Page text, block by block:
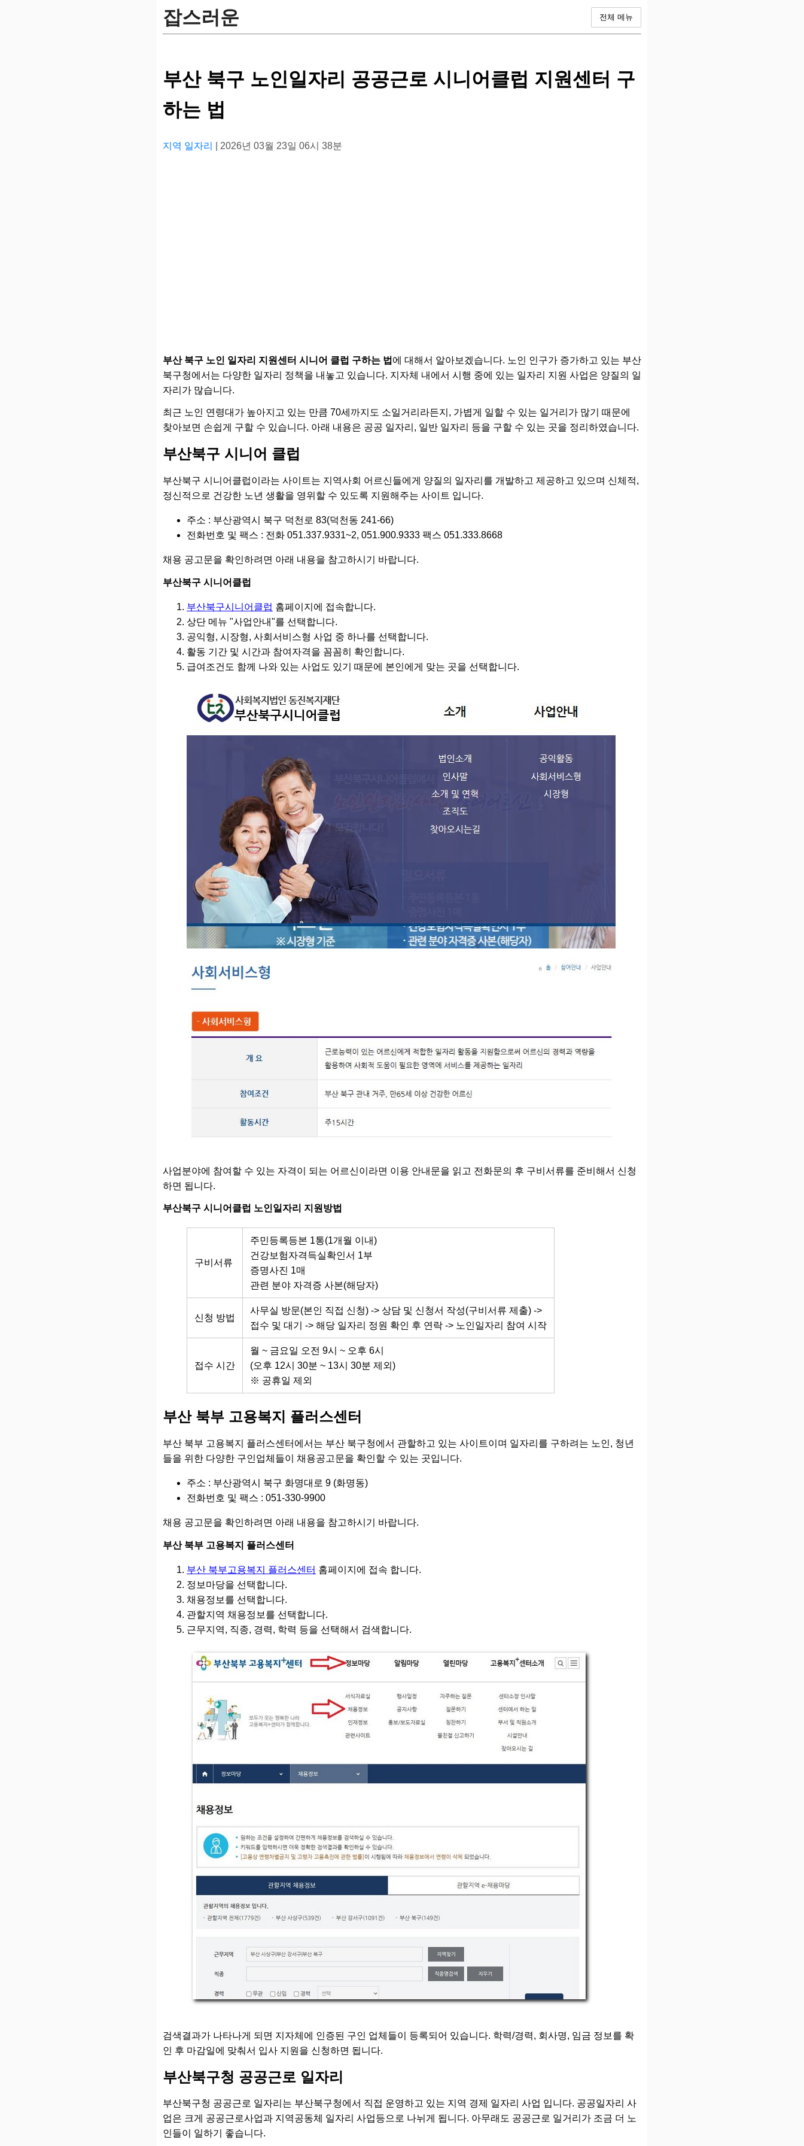
잡스러운 전체 메뉴
부산 북구 노인일자리 공공근로 시니어클럽 지원센터 구
하는 법
지역 일자리 | 2026년 03월 23일 06시 38분
부산 북구 노인 일자리 지원센터 시니어 클럽 구하는 법 에 대해서 알아보겠습니다. 노인 인구가 증가하고 있는 부산
북구청에서는 다양한 일자리 정책을 내놓고 있습니다. 지자체 내에서 시행 중에 있는 일자리 지원 사업은 양질의 일
자리가 많습니다.
최근 노인 연령대가 높아지고 있는 만큼 70세까지도 소일거리라든지, 가볍게 일할 수 있는 일거리가 많기 때문에
찾아보면 손쉽게 구할 수 있습니다. 아래 내용은 공공 일자리, 일반 일자리 등을 구할 수 있는 곳을 정리하였습니다.
부산북구 시니어 클럽
부산북구 시니어클럽이라는 사이트는 지역사회 어르신들에게 양질의 일자리를 개발하고 제공하고 있으며 신체적,
정신적으로 건강한 노년 생활을 영위할 수 있도록 지원해주는 사이트 입니다.
주소 : 부산광역시 북구 덕천로 83(덕천동 241-66)
전화번호 및 팩스 : 전화 051.337.9331~2, 051.900.9333 팩스 051.333.8668
채용 공고문을 확인하려면 아래 내용을 참고하시기 바랍니다.
부산북구 시니어클럽
부산북구시니어클럽 홈페이지에 접속합니다.
상단 메뉴 "사업안내"를 선택합니다.
공익형, 시장형, 사회서비스형 사업 중 하나를 선택합니다.
활동 기간 및 시간과 참여자격을 꼼꼼히 확인합니다.
급여조건도 함께 나와 있는 사업도 있기 때문에 본인에게 맞는 곳을 선택합니다.
사업분야에 참여할 수 있는 자격이 되는 어르신이라면 이용 안내문을 읽고 전화문의 후 구비서류를 준비해서 신청
하면 됩니다.
부산북구 시니어클럽 노인일자리 지원방법
구비서류
주민등록등본 1통(1개월 이내)
건강보험자격득실확인서 1부
증명사진 1매
관련 분야 자격증 사본(해당자)
신청 방법
사무실 방문(본인 직접 신청) -> 상담 및 신청서 작성(구비서류 제출) ->
접수 및 대기 -> 해당 일자리 정원 확인 후 연락 -> 노인일자리 참여 시작
접수 시간
월 ~ 금요일 오전 9시 ~ 오후 6시
(오후 12시 30분 ~ 13시 30분 제외)
※ 공휴일 제외
부산 북부 고용복지 플러스센터
부산 북부 고용복지 플러스센터에서는 부산 북구청에서 관할하고 있는 사이트이며 일자리를 구하려는 노인, 청년
들을 위한 다양한 구인업체들이 채용공고문을 확인할 수 있는 곳입니다.
주소 : 부산광역시 북구 화명대로 9 (화명동)
전화번호 및 팩스 : 051-330-9900
채용 공고문을 확인하려면 아래 내용을 참고하시기 바랍니다.
부산 북부 고용복지 플러스센터
부산 북부고용복지 플러스센터 홈페이지에 접속 합니다.
정보마당을 선택합니다.
채용정보를 선택합니다.
관할지역 채용정보를 선택합니다.
근무지역, 직종, 경력, 학력 등을 선택해서 검색합니다.
검색결과가 나타나게 되면 지자체에 인증된 구인 업체들이 등록되어 있습니다. 학력/경력, 회사명, 임금 정보를 확
인 후 마감일에 맞춰서 입사 지원을 신청하면 됩니다.
부산북구청 공공근로 일자리
부산북구청 공공근로 일자리는 부산북구청에서 직접 운영하고 있는 지역 경제 일자리 사업 입니다. 공공일자리 사
업은 크게 공공근로사업과 지역공동체 일자리 사업등으로 나뉘게 됩니다. 아무래도 공공근로 일거리가 조금 더 노
인들이 일하기 좋습니다.